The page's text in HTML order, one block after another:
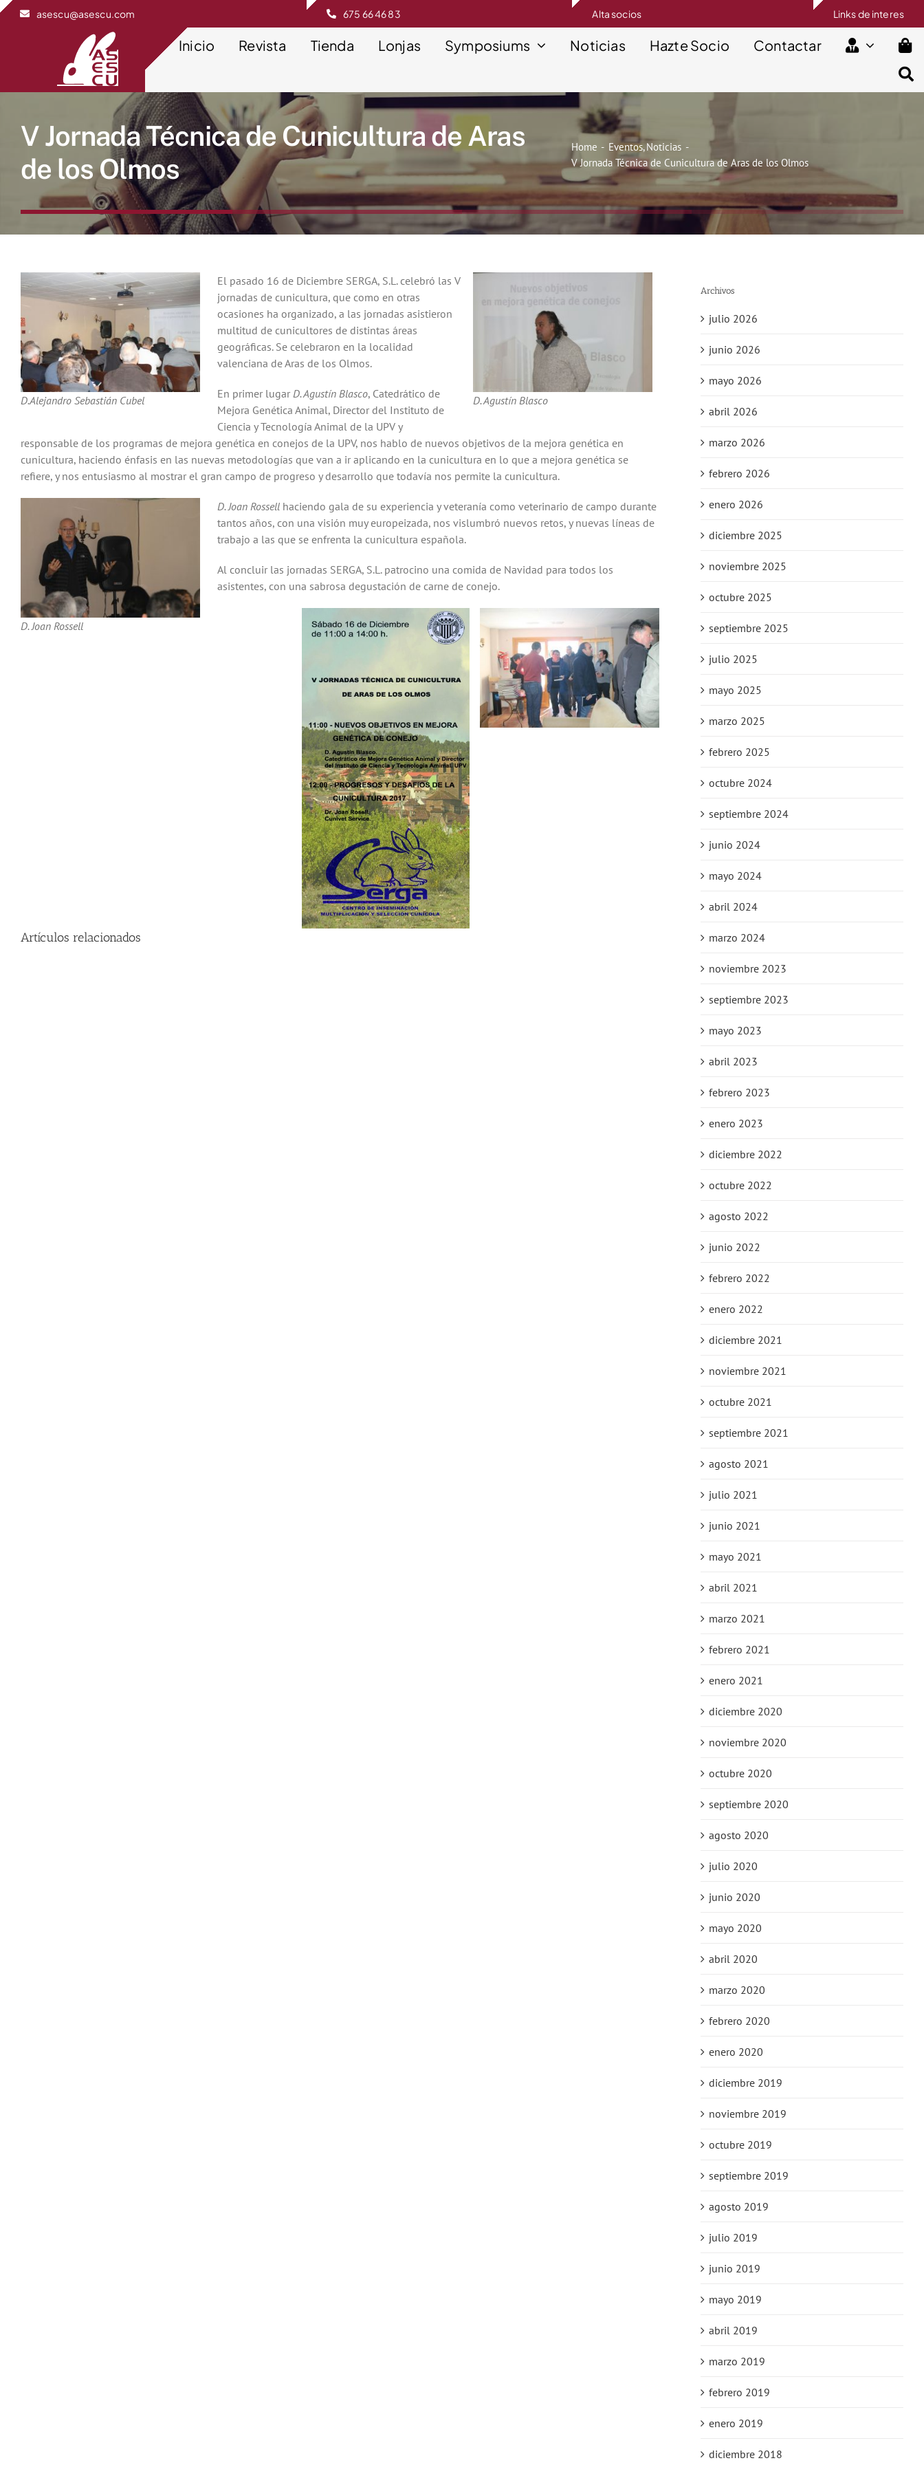
Saltar
asescu@asescu.com 675 66 46 83 Alta socios Links de interes
Inicio Revista Tienda Lonjas Symposiums Noticias Hazte Socio Contactar
V Jornada Técnica de Cunicultura de Aras
de los Olmos
Home Eventos Noticias
V Jornada Técnica de Cunicultura de Aras de los Olmos
D. Agustín Blasco
D.Alejandro Sebastián Cubel
El pasado 16 de Diciembre SERGA, S.L. celebró las V
jornadas de cunicultura, que como en otras
ocasiones ha organizado, a las jornadas asistieron
multitud de cunicultores de distintas áreas
geográficas. Se celebraron en la localidad
valenciana de Aras de los Olmos.
En primer lugar D. Agustín Blasco, Catedrático de
Mejora Genética Animal, Director del Instituto de
Ciencia y Tecnología Animal de la UPV y
responsable de los programas de mejora genética en conejos de la UPV, nos hablo de nuevos objetivos de la mejora genética en
cunicultura, haciendo énfasis en las nuevas metodologías que van a ir aplicando en la cunicultura en lo que a mejora genética se
refiere, y nos entusiasmo al mostrar el gran campo de progreso y desarrollo que todavía nos permite la cunicultura.
D. Joan Rossell
D. Joan Rossell haciendo gala de su experiencia y veteranía como veterinario de campo durante
tantos años, con una visión muy europeizada, nos vislumbró nuevos retos, y nuevas líneas de
trabajo a las que se enfrenta la cunicultura española.
Al concluir las jornadas SERGA, S.L. patrocino una comida de Navidad para todos los
asistentes, con una sabrosa degustación de carne de conejo.
Artículos relacionados
Archivos
julio 2026
junio 2026
mayo 2026
abril 2026
marzo 2026
febrero 2026
enero 2026
diciembre 2025
noviembre 2025
octubre 2025
septiembre 2025
julio 2025
mayo 2025
marzo 2025
febrero 2025
octubre 2024
septiembre 2024
junio 2024
mayo 2024
abril 2024
marzo 2024
noviembre 2023
septiembre 2023
mayo 2023
abril 2023
febrero 2023
enero 2023
diciembre 2022
octubre 2022
agosto 2022
junio 2022
febrero 2022
enero 2022
diciembre 2021
noviembre 2021
octubre 2021
septiembre 2021
agosto 2021
julio 2021
junio 2021
mayo 2021
abril 2021
marzo 2021
febrero 2021
enero 2021
diciembre 2020
noviembre 2020
octubre 2020
septiembre 2020
agosto 2020
julio 2020
junio 2020
mayo 2020
abril 2020
marzo 2020
febrero 2020
enero 2020
diciembre 2019
noviembre 2019
octubre 2019
septiembre 2019
agosto 2019
julio 2019
junio 2019
mayo 2019
abril 2019
marzo 2019
febrero 2019
enero 2019
diciembre 2018